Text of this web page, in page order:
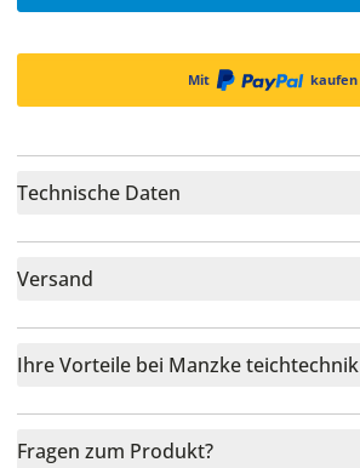
Mit kaufen
Technische Daten
Versand
Ihre Vorteile bei Manzke teichtechnik
Fragen zum Produkt?